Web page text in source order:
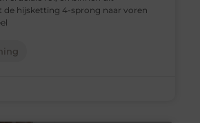
hijsketting 4-sprong naar voren